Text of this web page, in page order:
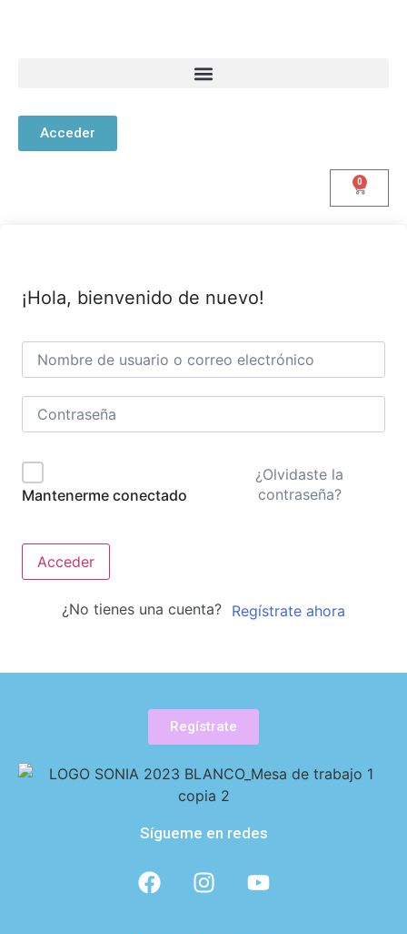
Acceder
0
¡Hola, bienvenido de nuevo!
Mantenerme conectado
¿Olvidaste la
contraseña?
Acceder
¿No tienes una cuenta? Regístrate ahora
Regístrate
Sígueme en redes